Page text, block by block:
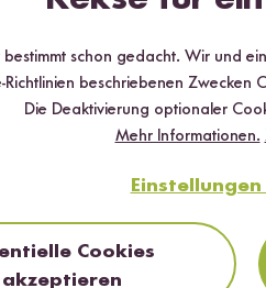
bestimmt schon gedacht. Wir und
Richtlinien beschriebenen Zwecken
Die Deaktivierung optionaler
Mehr Informationen.
Cookies
akzeptieren